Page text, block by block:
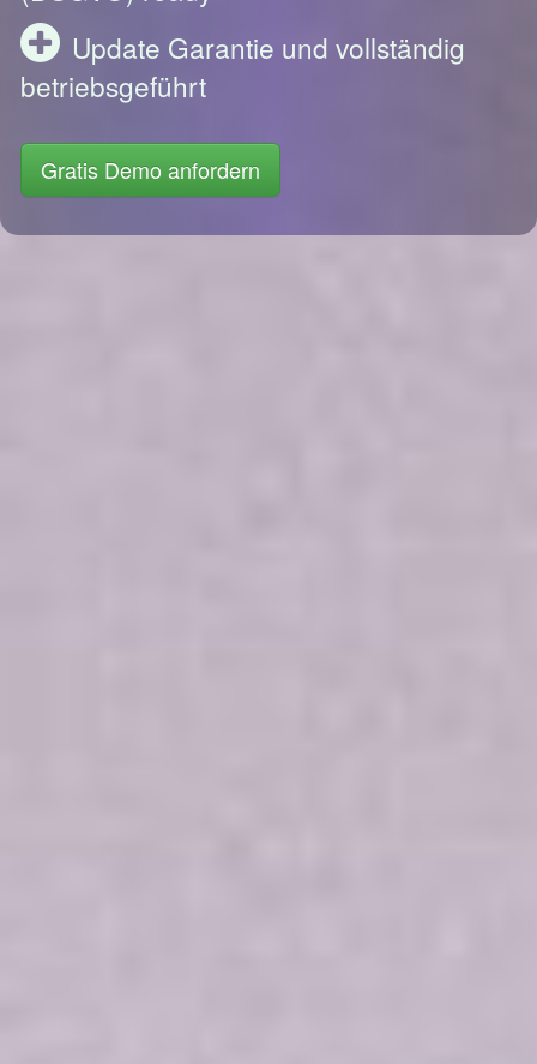
Update Garantie und vollständig
betriebsgeführt
Gratis Demo anfordern